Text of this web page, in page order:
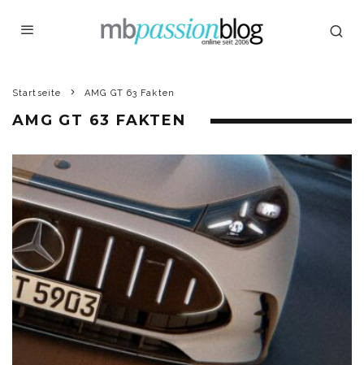
Startseite AMG GT 63 Fakten
AMG GT 63 FAKTEN